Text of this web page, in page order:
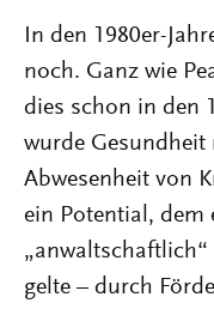
In den 1980er-
noch. Ganz wie
dies schon in den
wurde
Abwesenheit von
ein Potential, dem
gelte – durch